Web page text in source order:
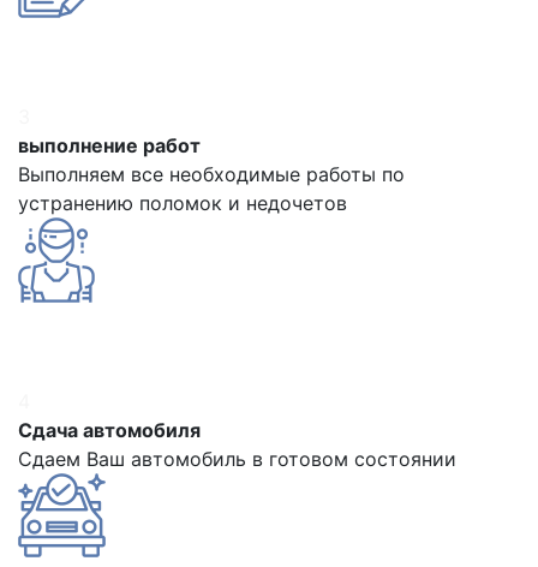
выполнение работ
Выполняем все необходимые работы по
устранению поломок и недочетов
Сдача автомобиля
Сдаем Ваш автомобиль в готовом состоянии